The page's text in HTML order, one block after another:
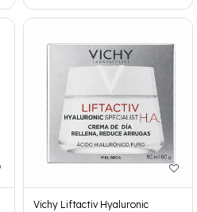
Vichy Liftactiv Hyaluronic